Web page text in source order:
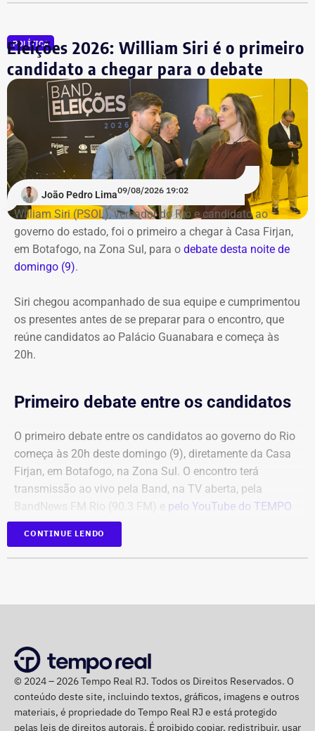
POLÍTICA
Eleições 2026: William Siri é o primeiro
candidato a chegar para o debate
João Pedro Lima09/08/2026 19:02
William Siri (PSOL), vereador do Rio e candidato ao
governo do estado, foi o primeiro a chegar à Casa Firjan,
em Botafogo, na Zona Sul, para o debate desta noite de
domingo (9).
Siri chegou acompanhado de sua equipe e cumprimentou
os presentes antes de se preparar para o encontro, que
reúne candidatos ao Palácio Guanabara e começa às
20h.
Primeiro debate entre os candidatos
O primeiro debate entre os candidatos ao governo do Rio
começa às 20h deste domingo (9), diretamente da Casa
Firjan, em Botafogo, na Zona Sul. O encontro terá
transmissão ao vivo pela Band, na TV aberta, pela
BandNews FM Rio (90.3 FM) e pelo YouTube do TEMPO
REAL, em parceria com a emissora.
Participam do debate André Marinho (Novo), Anthony
O público também poderá acompanhar a cobertura
especial do TEMPO REAL pelo Instagram do portal, com
transmissão e atualizações nos Stories.
CONTINUE LENDO
© 2024 – 2026 Tempo Real RJ. Todos os Direitos Reservados. O
conteúdo deste site, incluindo textos, gráficos, imagens e outros
materiais, é propriedade do Tempo Real RJ e está protegido
pelas leis de direitos autorais. É proibido copiar, redistribuir, usar